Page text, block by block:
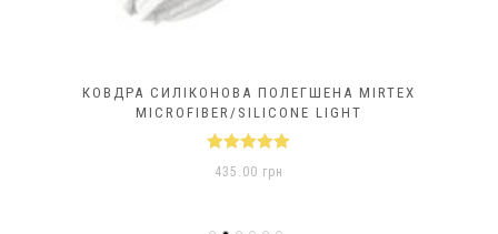
КОВДРА СИЛІКОНОВА ПОЛЕГШЕНА MIRTEX
MICROFIBER/SILICONE LIGHT
Оцінено в
5.00з 5
435.00 грн